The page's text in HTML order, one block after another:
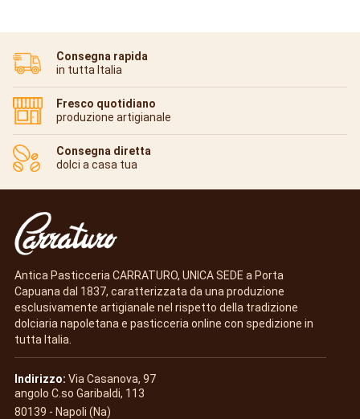
Consegna rapida
in tutta Italia
Fresco quotidiano
produzione artigianale
Consegna diretta
dolci a casa tua
Antica Pasticceria CARRATURO, UNICA SEDE a Porta
Capuana dal 1837, caratterizzata da una produzione
esclusivamente artigianale nel rispetto della tradizione
dolciaria napoletana e pasticceria online con spedizione in
tutta Italia.
Indirizzo: Via Casanova, 97
angolo C.so Garibaldi, 113
80139 - Napoli (Na)